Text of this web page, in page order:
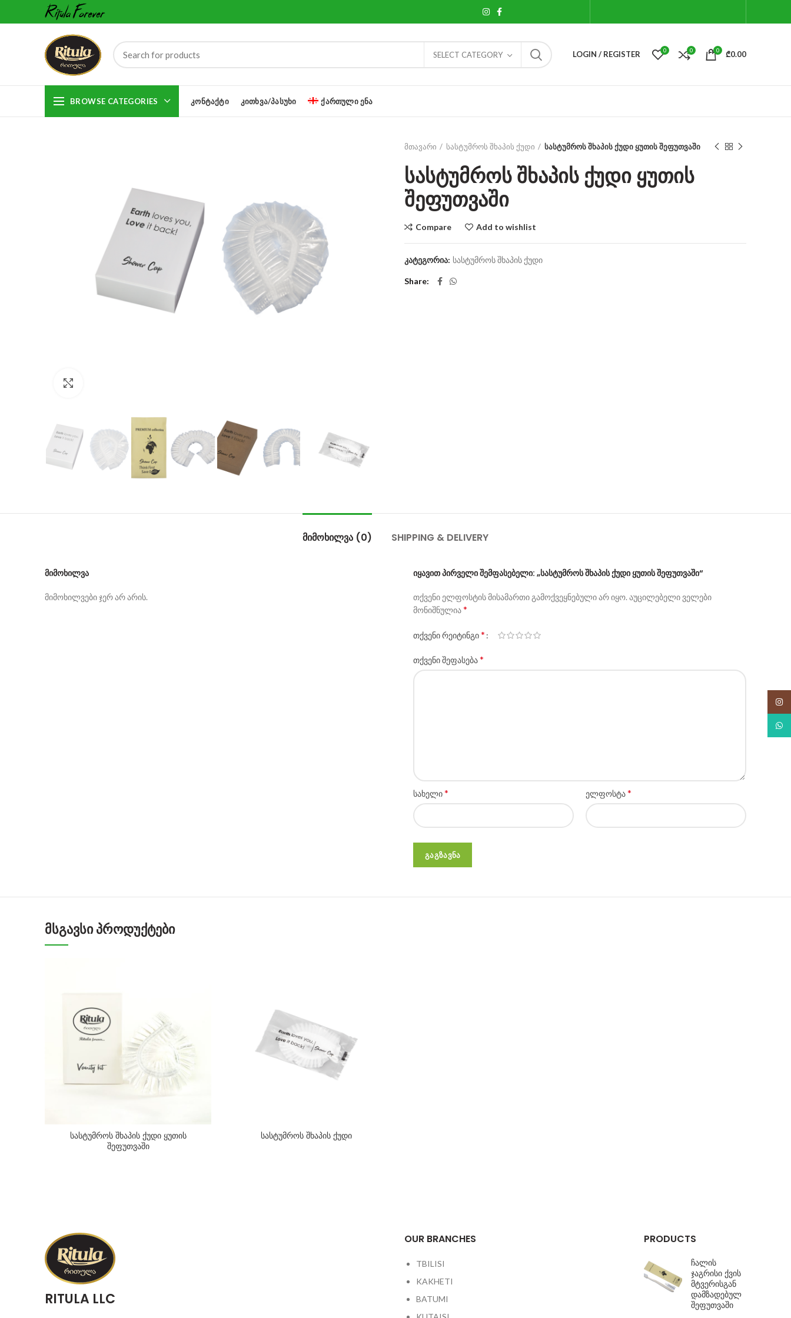
SELECT CATEGORY LOGIN / REGISTER 0 0 0 ₾0.00
BROWSE CATEGORIES ᲙᲝᲜᲢᲐᲥᲢᲘ ᲙᲘᲗᲮᲕᲐ/ᲞᲐᲡᲣᲮᲘ ᲥᲐᲠᲗᲣᲚᲘ ᲔᲜᲐ
მთავარი სასტუმროს შხაპის ქუდი სასტუმროს შხაპის ქუდი ყუთის შეფუთვაში
სასტუმროს შხაპის ქუდი ყუთის
შეფუთვაში
Compare Add to wishlist
კატეგორია: სასტუმროს შხაპის ქუდი
Share
ᲛᲘᲛᲝᲮᲘᲚᲕᲐ (0) SHIPPING & DELIVERY
ᲛᲘᲛᲝᲮᲘᲚᲕᲐ
მიმოხილვები ჯერ არ არის.
ᲘᲧᲐᲕᲘᲗ ᲞᲘᲠᲕᲔᲚᲘ ᲨᲔᲛᲤᲐᲡᲔᲑᲔᲚᲘ: „ᲡᲐᲡᲢᲣᲛᲠᲝᲡ ᲨᲮᲐᲞᲘᲡ ᲥᲣᲓᲘ ᲧᲣᲗᲘᲡ ᲨᲔᲤᲣᲗᲕᲐᲨᲘ“
თქვენი ელფოსტის მისამართი გამოქვეყნებული არ იყო. აუცილებელი ველები
მონიშნულია*
თქვენი რეიტინგი*
თქვენი შეფასება*
სახელი* ელფოსტა*
ᲛᲡᲒᲐᲕᲡᲘ ᲞᲠᲝᲓᲣᲥᲢᲔᲑᲘ
სასტუმროს შხაპის ქუდი ყუთის
შეფუთვაში
სასტუმროს შხაპის ქუდი
RITULA LLC
OUR BRANCHES
TBILISI
KAKHETI
BATUMI
PRODUCTS
ჩალის
ჯაგრისი ქვის
მტვერისგან
დამზადებულ
შეფუთვაში